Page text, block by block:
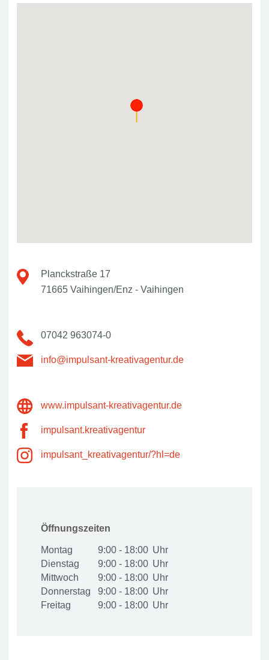
Planckstraße 17
71665 Vaihingen/Enz - Vaihingen
07042 963074-0
info@impulsant-kreativagentur.de
www.impulsant-kreativagentur.de
impulsant.kreativagentur
impulsant_kreativagentur/?hl=de
Öffnungszeiten
Montag
9:00 - 18:00
Dienstag
9:00 - 18:00
Mittwoch
9:00 - 18:00
Donnerstag
9:00 - 18:00
Freitag
9:00 - 18:00